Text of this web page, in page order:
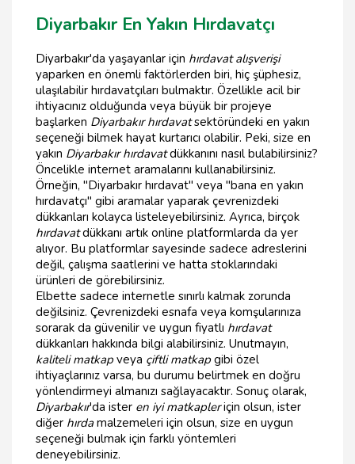
Diyarbakır En Yakın Hırdavatçı
Diyarbakır'da yaşayanlar için hırdavat alışverişi
yaparken en önemli faktörlerden biri, hiç şüphesiz,
ulaşılabilir hırdavatçıları bulmaktır. Özellikle acil bir
ihtiyacınız olduğunda veya büyük bir projeye
başlarken Diyarbakır hırdavatsektöründeki en yakın
seçeneği bilmek hayat kurtarıcı olabilir. Peki, size en
yakın Diyarbakır hırdavatdükkanını nasıl bulabilirsiniz?
Öncelikle internet aramalarını kullanabilirsiniz.
Örneğin, "Diyarbakır hırdavat" veya "bana en yakın
hırdavatçı" gibi aramalar yaparak çevrenizdeki
dükkanları kolayca listeleyebilirsiniz. Ayrıca, birçok
hırdavatdükkanı artık online platformlarda da yer
alıyor. Bu platformlar sayesinde sadece adreslerini
değil, çalışma saatlerini ve hatta stoklarındaki
ürünleri de görebilirsiniz.
Elbette sadece internetle sınırlı kalmak zorunda
değilsiniz. Çevrenizdeki esnafa veya komşularınıza
sorarak da güvenilir ve uygun fiyatlı hırdavat
dükkanları hakkında bilgi alabilirsiniz. Unutmayın,
kaliteli matkapveya çiftli matkapgibi özel
ihtiyaçlarınız varsa, bu durumu belirtmek en doğru
yönlendirmeyi almanızı sağlayacaktır. Sonuç olarak,
Diyarbakır'da ister en iyi matkapleriçin olsun, ister
diğer hırdamalzemeleri için olsun, size en uygun
seçeneği bulmak için farklı yöntemleri
deneyebilirsiniz.